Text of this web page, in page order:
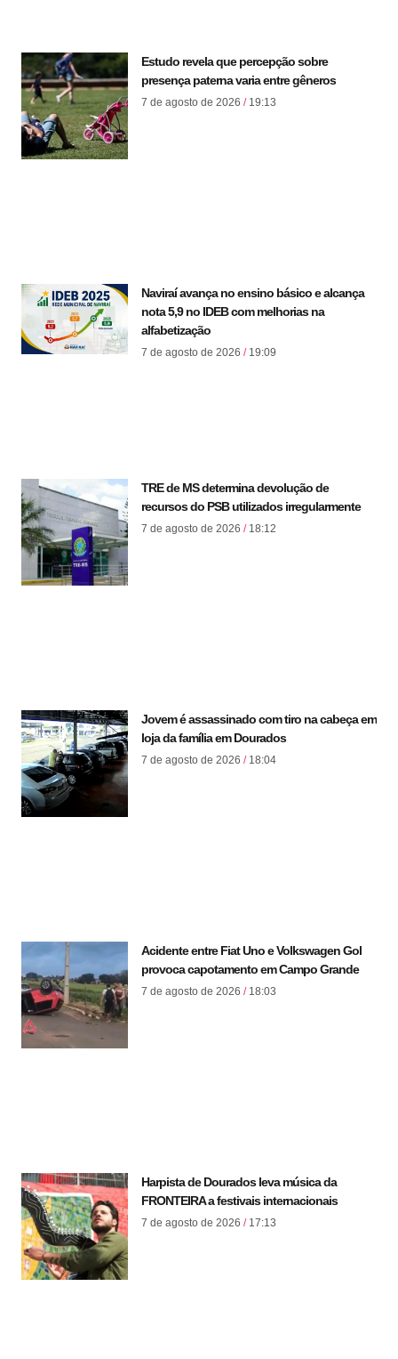
Estudo revela que percepção sobre
presença paterna varia entre gêneros
7 de agosto de 2026 19:13
Naviraí avança no ensino básico e alcança
nota 5,9 no IDEB com melhorias na
alfabetização
7 de agosto de 2026 19:09
TRE de MS determina devolução de
recursos do PSB utilizados irregularmente
7 de agosto de 2026 18:12
Jovem é assassinado com tiro na cabeça em
loja da família em Dourados
7 de agosto de 2026 18:04
Acidente entre Fiat Uno e Volkswagen Gol
provoca capotamento em Campo Grande
7 de agosto de 2026 18:03
Harpista de Dourados leva música da
FRONTEIRA a festivais internacionais
7 de agosto de 2026 17:13